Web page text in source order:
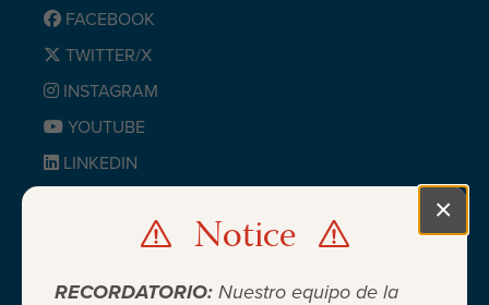
Notice
RECORDATORIO: Nuestro equipo de la
×
FACEBOOK
TWITTER/X
INSTAGRAM
YOUTUBE
LINKEDIN